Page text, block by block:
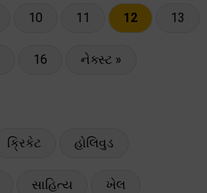
10 11 12 13
16 નેક્સ્ટ »
ક્રિકેટ હોલિવુડ
સાહિત્ય ખેલ